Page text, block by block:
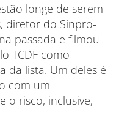
longe de serem
diretor do Sinpro-
passada e filmou
TCDF como
da lista. Um deles é
com um
o risco, inclusive,